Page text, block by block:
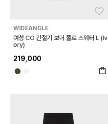
WIDEANGLE
여성 CO 간절기 보더 폴로 스웨터 L (Iv
ory)
219,000